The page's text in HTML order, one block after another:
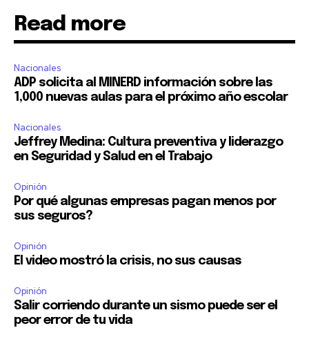
Read more
Nacionales
ADP solicita al MINERD información sobre las
1,000 nuevas aulas para el próximo año escolar
Nacionales
Jeffrey Medina: Cultura preventiva y liderazgo
en Seguridad y Salud en el Trabajo
Opinión
Por qué algunas empresas pagan menos por
sus seguros?
Opinión
El video mostró la crisis, no sus causas
Opinión
Salir corriendo durante un sismo puede ser el
peor error de tu vida